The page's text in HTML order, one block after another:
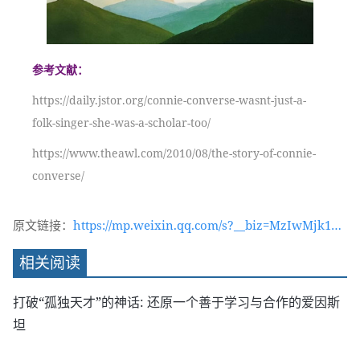
参考文献：
https://daily.jstor.org/connie-converse-wasnt-just-a-
folk-singer-she-was-a-scholar-too/
https://www.theawl.com/2010/08/the-story-of-connie-
converse/
原文链接： https://mp.weixin.qq.com/s?__biz=MzIwMjk1OT
c2MA==&mid=2247539548&idx=1&sn=5b94bac1
0a6e30de3077738fc7d13b2e&chksm=96d4a5a3a1
28ee9762975ffcf710472b33&token=1869565976&
相关阅读
打破“孤独天才”的神话: 还原一个善于学习与合作的爱因斯
坦